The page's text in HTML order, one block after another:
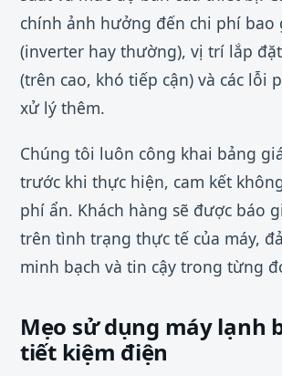
chính ảnh hưởng đến chi phí bao
(inverter hay thường), vị trí lắp
(trên cao, khó tiếp cận) và các lỗi
xử lý thêm.
Chúng tôi luôn công khai bảng
trước khi thực hiện, cam kết
phí ẩn. Khách hàng sẽ được báo
trên tình trạng thực tế của máy,
minh bạch và tin cậy trong từng
Mẹo sử dụng máy lạnh
tiết kiệm điện